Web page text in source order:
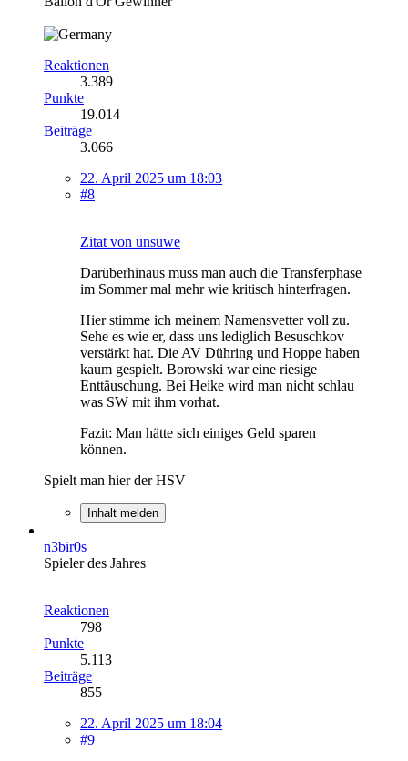
Reaktionen
3.389
Punkte
19.014
Beiträge
3.066
22. April 2025 um 18:03
#8
Zitat von unsuwe
Darüberhinaus muss man auch die Transferphase
im Sommer mal mehr wie kritisch hinterfragen.
Hier stimme ich meinem Namensvetter voll zu.
Sehe es wie er, dass uns lediglich Besuschkov
verstärkt hat. Die AV Dühring und Hoppe haben
kaum gespielt. Borowski war eine riesige
Enttäuschung. Bei Heike wird man nicht schlau
was SW mit ihm vorhat.
Fazit: Man hätte sich einiges Geld sparen
können.
Spielt man hier der HSV
Inhalt melden
n3bir0s
Spieler des Jahres
Reaktionen
798
Punkte
5.113
Beiträge
855
22. April 2025 um 18:04
#9